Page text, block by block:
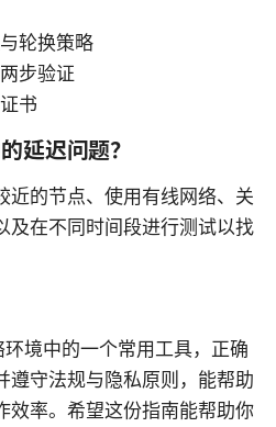
轮换策略
步验证
书
延迟问题？
近的节点、使用有线网络、关
及在不同时间段进行测试以找
境中的一个常用工具，正确
遵守法规与隐私原则，能帮助
效率。希望这份指南能帮助你